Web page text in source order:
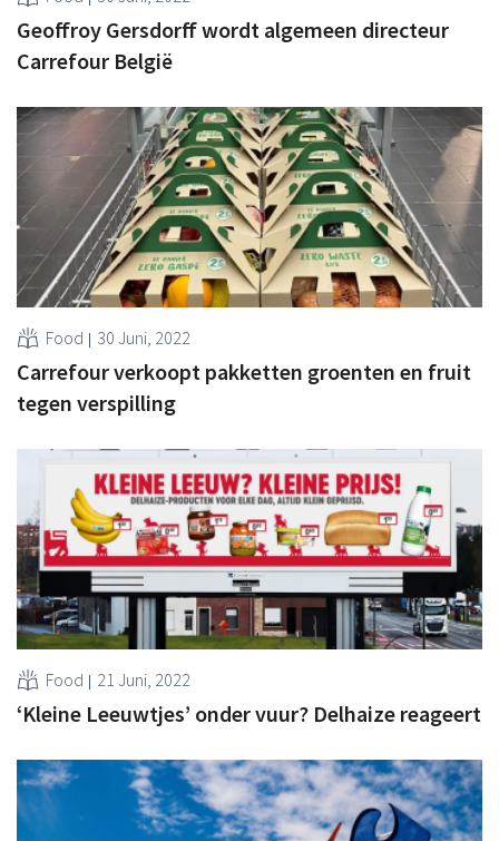
Geoffroy Gersdorff wordt algemeen directeur
Carrefour België
Food 30 Juni, 2022
Carrefour verkoopt pakketten groenten en fruit
tegen verspilling
Food 21 Juni, 2022
‘Kleine Leeuwtjes’ onder vuur? Delhaize reageert